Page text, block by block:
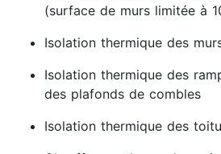
(surface de murs limitée à
Isolation thermique des
Isolation thermique des
des plafonds de combles
Isolation thermique des